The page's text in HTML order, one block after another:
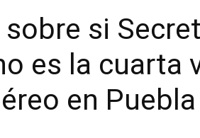
si
es la cuarta
en Puebla